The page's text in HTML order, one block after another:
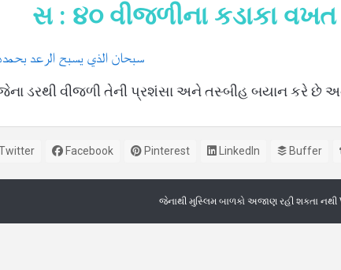
સ : ૪૦ વીજળીના કડાકા
سبحان الذي يسبح الرعد
ડરથી વીજળી તેની પ્રશંસા અને તસ્બીહ બયાન કરે છે
Facebook Pinterest LinkedIn Buffer
જેનાથી મુસ્લિમ બાળકો અજાણ રહી શકતા નથી